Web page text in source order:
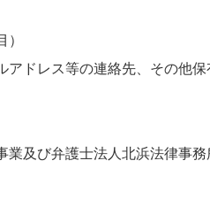
アドレス等の連絡先、その他
業及び弁護士法人北浜法律事務